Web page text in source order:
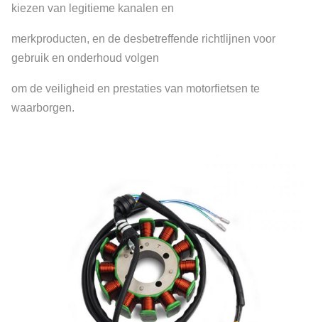
kiezen van legitieme kanalen en
merkproducten, en de desbetreffende richtlijnen voor
gebruik en onderhoud volgen
om de veiligheid en prestaties van motorfietsen te
waarborgen.